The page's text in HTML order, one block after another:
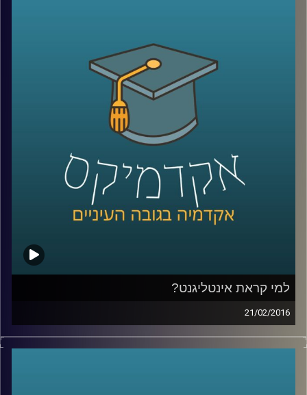
אפשר לעשות עם זה? דוקטור שרית סמילה-סנד
חוקרת פילוסופיה של מוסר, ושואלת שאלות
מוסריות הקשורות בהשפעתה של תחושת
האמפתיה בין בני האדם וביכולתה לשפר את
היחסים בין אדם לחברו. העיסוק הפילוסופי הופך
.
קרדיט תמונות:AudioVersity
למי קראת אינטליגנט?
21/02/2016
דוקטור הדס אראל חוקרת אינטליגנציה – מהי?